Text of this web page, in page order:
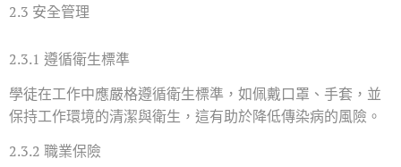
2.3 安全管理
2.3.1 遵循衛生標準
學徒在工作中應嚴格遵循衛生標準，如佩戴口罩、手套，並
保持工作環境的清潔與衛生，這有助於降低傳染病的風險。
2.3.2 職業保險